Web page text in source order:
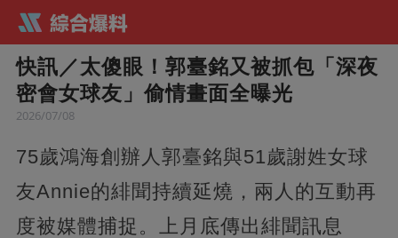
快訊／太傻眼！郭臺銘又被抓包「深夜
密會女球友」偷情畫面全曝光
2026/07/08
75歲鴻海創辦人郭臺銘與51歲謝姓女球
友Annie的緋聞持續延燒，兩人的互動再
度被媒體捕捉。上月底傳出緋聞訊息